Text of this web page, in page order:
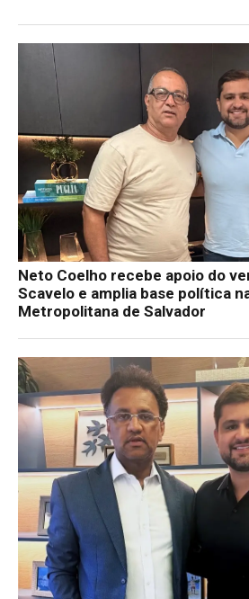
Neto Coelho recebe apoio do
Scavelo e amplia base política
Metropolitana de Salvador